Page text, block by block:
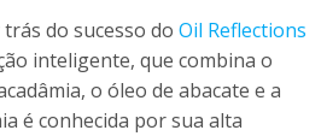
do sucesso do Oil Reflections
inteligente, que combina o
o óleo de abacate e a
é conhecida por sua alta